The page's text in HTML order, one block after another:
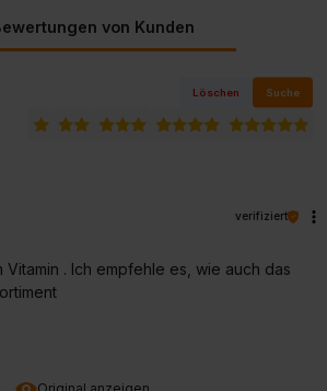
von Kunden
Löschen Suche
verifiziert
Vitamin . Ich empfehle es, wie auch das